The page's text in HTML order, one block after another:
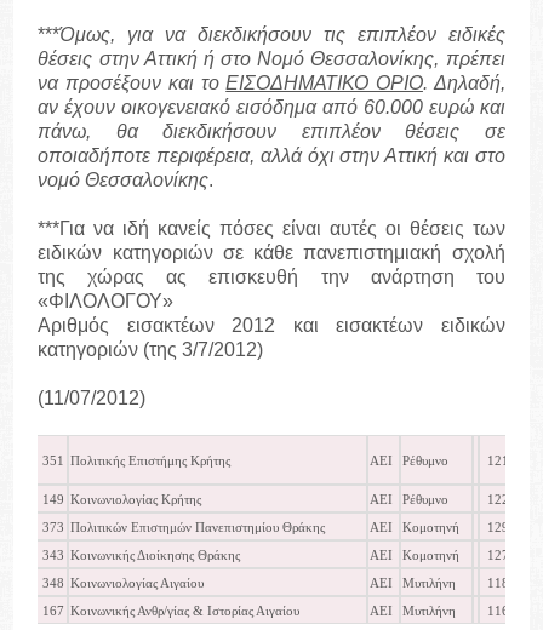
***Όμως, για να διεκδικήσουν τις επιπλέον ειδικές
θέσεις στην Αττική ή στο Νομό Θεσσαλονίκης, πρέπει
να προσέξουν και τοΕΙΣΟΔΗΜΑΤΙΚΟ ΟΡΙΟ. Δηλαδή,
αν έχουν οικογενειακό εισόδημα από 60.000 ευρώ και
πάνω, θα διεκδικήσουν επιπλέον θέσεις σε
οποιαδήποτε περιφέρεια, αλλά όχι στην Αττική και στο
νομό Θεσσαλονίκης.
***Για να ιδή κανείς πόσες είναι αυτές οι θέσεις των
ειδικών κατηγοριών σε κάθε πανεπιστημιακή σχολή
της χώρας ας επισκευθή την ανάρτηση του
«ΦΙΛΟΛΟΓΟΥ»
Αριθμός εισακτέων 2012 και εισακτέων ειδικών
κατηγοριών (της 3/7/2012)
(11/07/2012)
351 Πολιτικής Επιστήμης Κρήτης ΑΕΙ Ρέθυμνο 12145
149 Κοινωνιολογίας Κρήτης ΑΕΙ Ρέθυμνο 12252
373 Πολιτικών Επιστημών Πανεπιστημίου Θράκης ΑΕΙ Κομοτηνή 12927
343 Κοινωνικής Διοίκησης Θράκης ΑΕΙ Κομοτηνή 12719
348 Κοινωνιολογίας Αιγαίου ΑΕΙ Μυτιλήνη 11878
167 Κοινωνικής Ανθρ/γίας & Ιστορίας Αιγαίου ΑΕΙ Μυτιλήνη 11670